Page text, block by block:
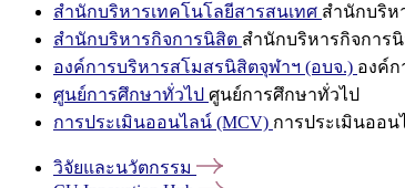
สำนักบริหารเทคโนโลยีสารสนเทศ สำนักบริห
สำนักบริหารกิจการนิสิต สำนักบริหารกิจการ
องค์การบริหารสโมสรนิสิตจุฬาฯ (อบจ.) องค์ก
ศูนย์การศึกษาทั่วไป ศูนย์การศึกษาทั่วไป
การประเมินออนไลน์ (MCV) การประเมินออน
วิจัยและนวัตกรรม